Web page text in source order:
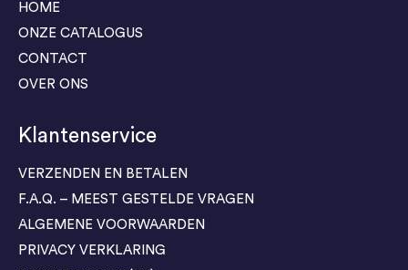
HOME
ONZE CATALOGUS
CONTACT
OVER ONS
Klantenservice
VERZENDEN EN BETALEN
F.A.Q. – MEEST GESTELDE VRAGEN
ALGEMENE VOORWAARDEN
PRIVACY VERKLARING